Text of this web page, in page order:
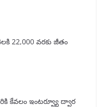
22,000 వరకు జీతం
కేవలం ఇంటర్వ్యూ ద్వార